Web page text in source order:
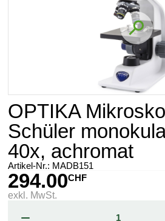
OPTIKA
Schüler
40x, achromat
Artikel-Nr.: MADB151
294.00CHF
exkl. MwSt.